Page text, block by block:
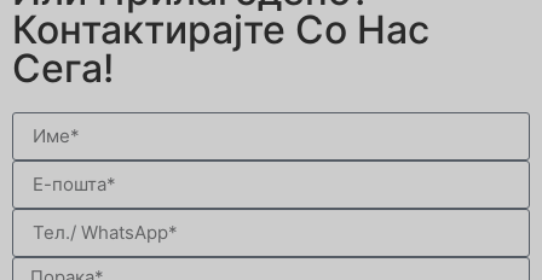
Контактирајте Со Нас
Сега!